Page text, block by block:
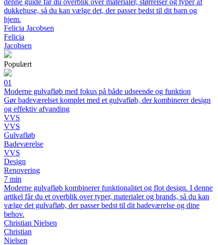
denne guide får du overblik over materialer, størrelser og typer af
dukkehuse, så du kan vælge det, der passer bedst til dit barn og
hjem.
Felicia Jacobsen
Felicia
Jacobsen
Populært
01
Moderne gulvafløb med fokus på både udseende og funktion
Gør badeværelset komplet med et gulvafløb, der kombinerer design
og effektiv afvanding
VVS
VVS
Gulvafløb
Badeværelse
VVS
Design
Renovering
7 min
Moderne gulvafløb kombinerer funktionalitet og flot design. I denne
artikel får du et overblik over typer, materialer og brands, så du kan
vælge det gulvafløb, der passer bedst til dit badeværelse og dine
behov.
Christian Nielsen
Christian
Nielsen